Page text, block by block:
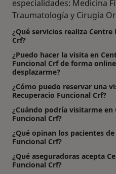
especialidades: Medicina
Traumatología y Cirugía
¿Qué servicios realiza Centre
Crf?
¿Puedo hacer la visita en
Funcional Crf de forma
desplazarme?
¿Cómo puedo reservar una
Recuperacio Funcional Crf?
¿Cuándo podría visitarme en
Funcional Crf?
¿Qué opinan los pacientes
Funcional Crf?
¿Qué aseguradoras acepta
Funcional Crf?